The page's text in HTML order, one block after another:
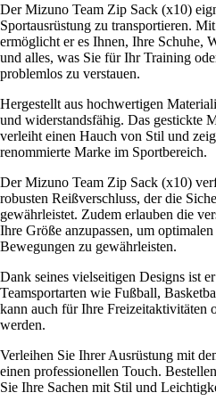
Der Mizuno Team Zip Sack (x10)
Sportausrüstung zu transportieren.
ermöglicht er es Ihnen, Ihre Schuhe,
und alles, was Sie für Ihr Training
problemlos zu verstauen.
Hergestellt aus hochwertigen
und widerstandsfähig. Das gestickte
verleiht einen Hauch von Stil und
renommierte Marke im Sportbereich.
Der Mizuno Team Zip Sack (x10)
robusten Reißverschluss, der die
gewährleistet. Zudem erlauben die
Ihre Größe anzupassen, um
Bewegungen zu gewährleisten.
Dank seines vielseitigen Designs ist
Teamsportarten wie Fußball,
kann auch für Ihre Freizeitaktivitäten
werden.
Verleihen Sie Ihrer Ausrüstung mit
einen professionellen Touch.
Sie Ihre Sachen mit Stil und